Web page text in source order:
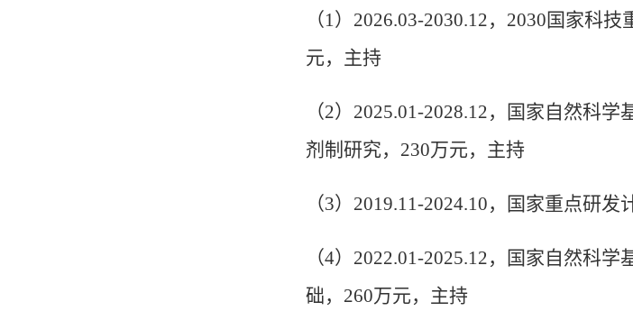
（1） 2026.03-2030.12， 2030国家科技
元，主持
（2） 2025.01-2028.12，国家自然科学
剂制研究， 230万元，主持
（3） 2019.11-2024.10，国家重点研发
（4） 2022.01-2025.12，国家自然科学
础， 260万元，主持